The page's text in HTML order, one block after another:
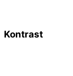
Kontrast